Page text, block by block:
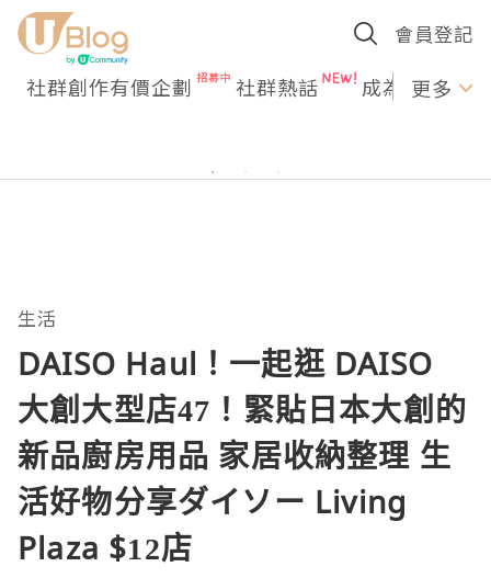
會員登記
社群創作有價企劃 社群熱話 成為U更多
生活
DAISO Haul！一起逛 DAISO
大創大型店47！緊貼日本大創的
新品廚房用品 家居收納整理 生
活好物分享ダイソー Living
Plaza $12店